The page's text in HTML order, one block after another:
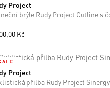
SIZE
Project
Kč
M L
Project
přilba Rudy Project Sinergy